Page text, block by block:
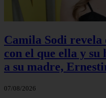
Camila Sodi
con el que ella y
a su madre,
07/08/2026